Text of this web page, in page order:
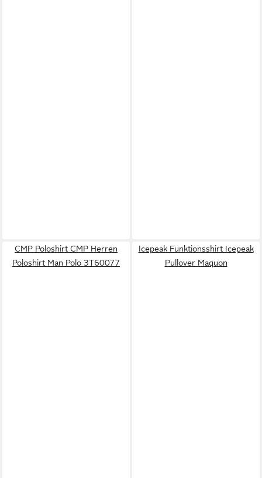
CMP Poloshirt CMP Herren
Poloshirt Man Polo 3T60077
Icepeak Funktionsshirt Icepeak
Pullover Maquon